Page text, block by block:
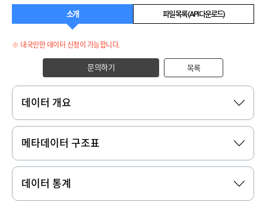
소개 파일 목록 (API 다운로드)
※ 내국인만 데이터 신청이 가능합니다.
문의하기 목록
데이터 개요
메타데이터 구조표
데이터 통계